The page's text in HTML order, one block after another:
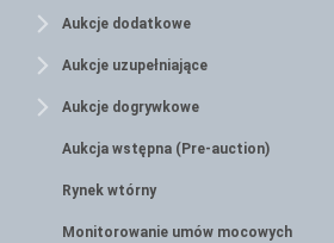
Aukcje dodatkowe
Aukcje uzupełniające
Aukcje dogrywkowe
Aukcja wstępna (Pre-auction)
Rynek wtórny
Monitorowanie umów mocowych